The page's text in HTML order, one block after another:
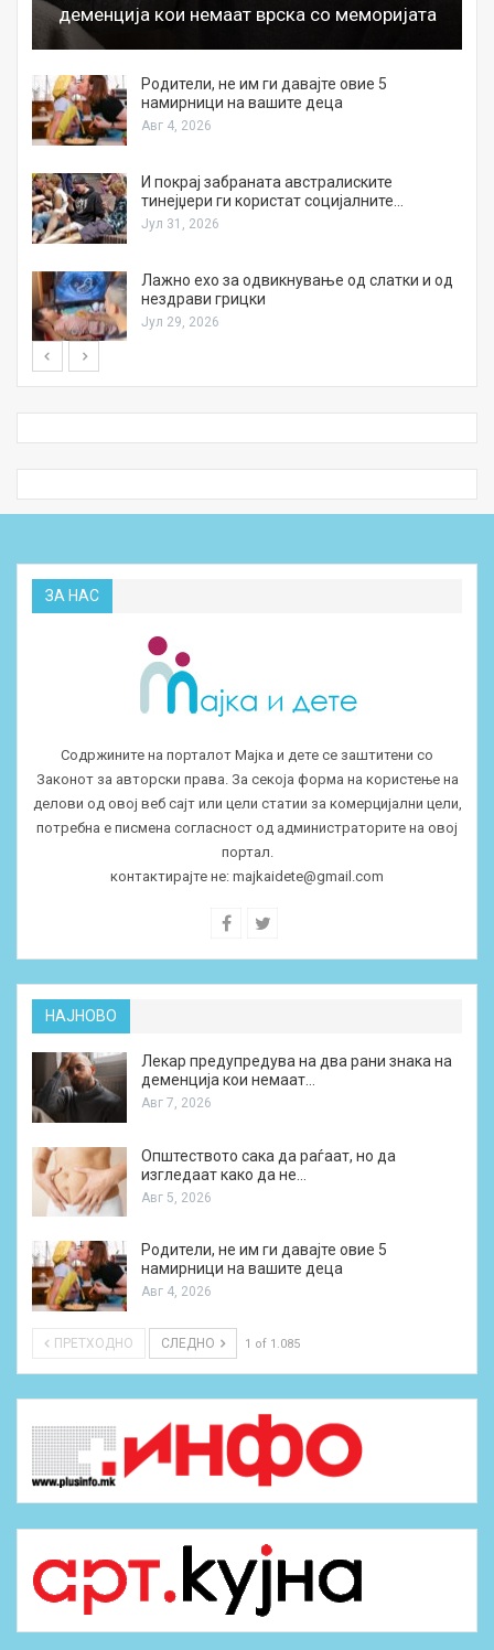
деменција кои немаат врска со меморијата
Родители, не им ги давајте овие 5
намирници на вашите деца
Авг 4, 2026
И покрај забраната австралиските
тинејџери ги користат социјалните…
Јул 31, 2026
Лажно ехо за одвикнување од слатки и од
нездрави грицки
Јул 29, 2026
ЗА НАС
Содржините на порталот Мајка и дете се заштитени со
Законот за авторски права. За секоја форма на користење на
делови од овој веб сајт или цели статии за комерцијални цели,
потребна е писмена согласност од администраторите на овој
портал.
контактирајте не: majkaidete@gmail.com
НАЈНОВО
Лекар предупредува на два рани знака на
деменција кои немаат…
Авг 7, 2026
Општеството сака да раѓаат, но да
изгледаат како да не…
Авг 5, 2026
Родители, не им ги давајте овие 5
намирници на вашите деца
Авг 4, 2026
ПРЕТХОДНО СЛЕДНО 1 of 1.085